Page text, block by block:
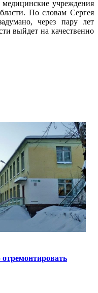
учреждения
По словам Сергея
через пару лет
выйдет на качественно